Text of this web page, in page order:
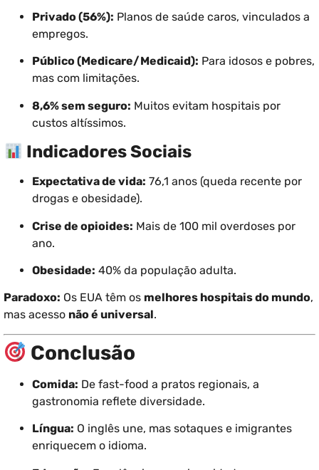
Privado (56%): Planos de saúde caros, vinculados a
empregos.
Público (Medicare/Medicaid): Para idosos e pobres,
mas com limitações.
8,6% sem seguro: Muitos evitam hospitais por
custos altíssimos.
Indicadores Sociais
Expectativa de vida: 76,1 anos (queda recente por
drogas e obesidade).
Crise de opioides: Mais de 100 mil overdoses por
ano.
Obesidade: 40% da população adulta.
Paradoxo: Os EUA têm os melhores hospitais do mundo,
mas acesso não é universal.
Conclusão
Comida: De fast-food a pratos regionais, a
gastronomia reflete diversidade.
Língua: O inglês une, mas sotaques e imigrantes
enriquecem o idioma.